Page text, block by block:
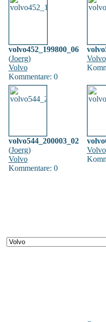
volvo452_199800_06
(Joerg)
Volvo
Kommentare: 0
Volvo
volvo544_200003_02
(Joerg)
Volvo
Kommentare: 0
Volvo